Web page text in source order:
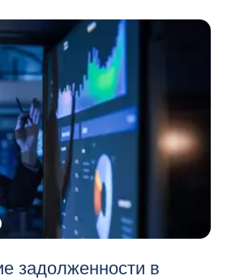
задолженности в